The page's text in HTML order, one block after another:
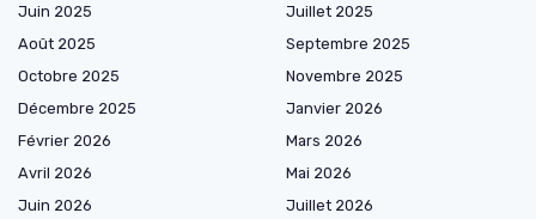
Juin 2025
Juillet 2025
Août 2025
Septembre 2025
Octobre 2025
Novembre 2025
Décembre 2025
Janvier 2026
Février 2026
Mars 2026
Avril 2026
Mai 2026
Juin 2026
Juillet 2026